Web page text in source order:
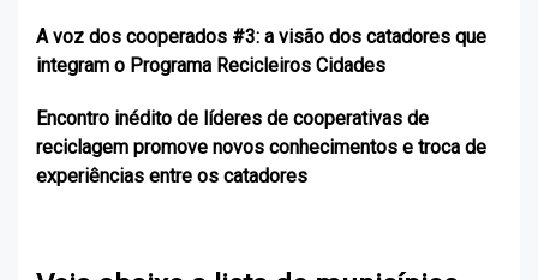
A voz dos cooperados #3: a visão dos catadores que
integram o Programa Recicleiros Cidades
Encontro inédito de líderes de cooperativas de
reciclagem promove novos conhecimentos e troca de
experiências entre os catadores